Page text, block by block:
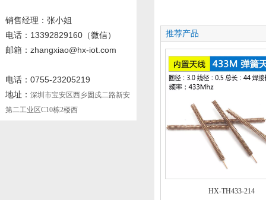
销售经理：张小姐
电话 ：13392829160 （微信）
邮箱：zhangxiao@hx-iot.com
电话：0755-23205219
地址： 深圳市宝安区西乡固戍二路新安
第二工业区C10栋2楼西
推荐产品
HX-TH433-214